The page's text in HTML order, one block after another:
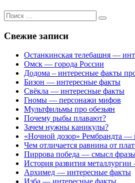
Поиск
для:
Свежие записи
Останкинская телебашня —
Омск — города России
Додома – интересные факты
Бизон — интересные факты
Свёкла — интересные факты
Гномы — персонажи мифов
Мультфильмы про обезьян
Почему рыбы плавают?
Зачем нужны каникулы?
«Ночной дозор» Рембрандта —
Чем отличается равнина от
Пиррова победа — смысл
История развития
Архимед — интересные факты